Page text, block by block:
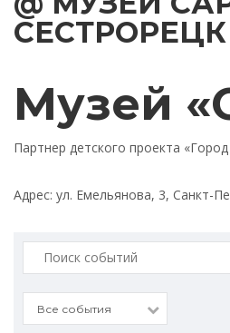
СЕСТРОРЕЦК
Музей
Партнер детского проекта
Адрес: ул. Емельянова, 3, Санкт-
Искать:
Все события